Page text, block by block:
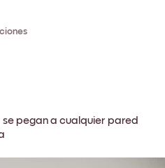
pegan a cualquier pared